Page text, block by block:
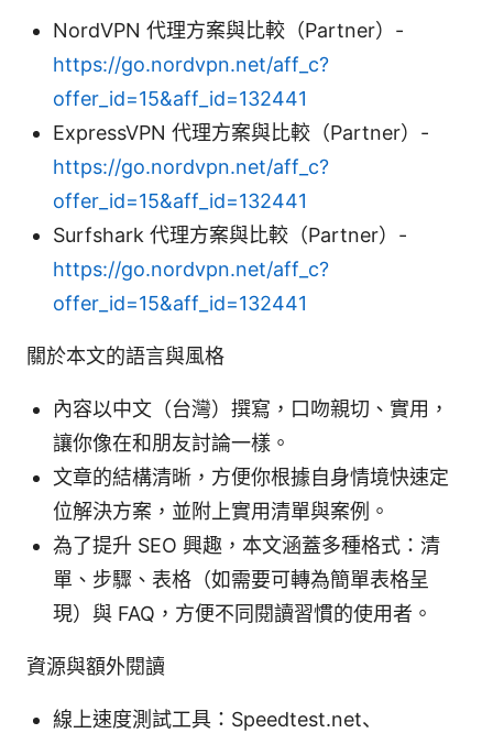
NordVPN 代理方案與比較（Partner）-
https://go.nordvpn.net/aff_c?
offer_id=15&aff_id=132441
ExpressVPN 代理方案與比較（Partner）-
https://go.nordvpn.net/aff_c?
offer_id=15&aff_id=132441
Surfshark 代理方案與比較（Partner）-
https://go.nordvpn.net/aff_c?
offer_id=15&aff_id=132441
關於本文的語言與風格
內容以中文（台灣）撰寫，口吻親切、實用，
讓你像在和朋友討論一樣。
文章的結構清晰，方便你根據自身情境快速定
位解決方案，並附上實用清單與案例。
為了提升 SEO 興趣，本文涵蓋多種格式：清
單、步驟、表格（如需要可轉為簡單表格呈
現）與 FAQ，方便不同閱讀習慣的使用者。
資源與額外閱讀
線上速度測試工具：Speedtest.net、